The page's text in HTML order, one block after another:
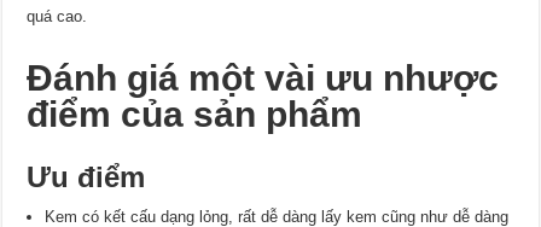
quá cao.
Đánh giá một vài ưu nhược
điểm của sản phẩm
Ưu điểm
Kem có kết cấu dạng lỏng, rất dễ dàng lấy kem cũng như dễ dàng